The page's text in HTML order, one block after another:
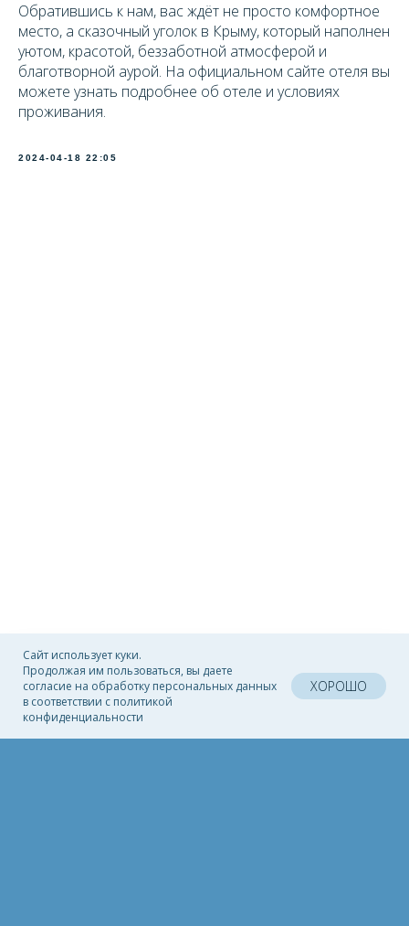
Обратившись к нам, вас ждёт не просто комфортное
место, а сказочный уголок в Крыму, который наполнен
уютом, красотой, беззаботной атмосферой и
благотворной аурой. На официальном сайте отеля вы
можете узнать подробнее об отеле и условиях
проживания.
2024-04-18 22:05
Сайт использует куки.
Продолжая им пользоваться, вы даете
согласие на обработку персональных данных
в соответствии с политикой
конфиденциальности
ХОРОШО